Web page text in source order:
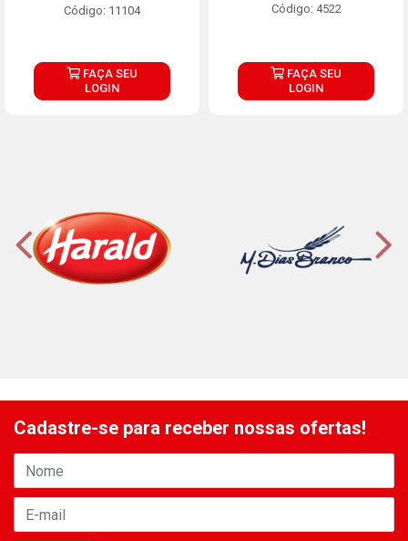
Código: 11104
FAÇA SEU
LOGIN
Código: 4522
FAÇA SEU
LOGIN
Cadastre-se para receber nossas ofertas!